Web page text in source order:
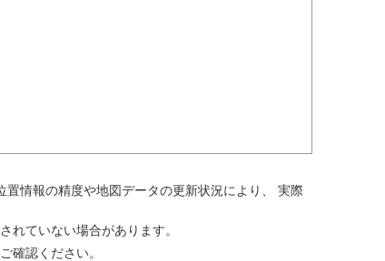
情報の精度や地図データの更新状況により、 実際
れていない場合があります。
確認ください。